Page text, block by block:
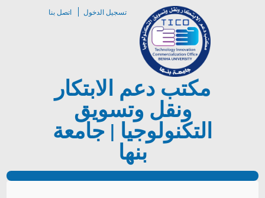
تسجيل الدخول اتصل بنا
مكتب دعم الابتكار
ونقل وتسويق
التكنولوجيا | جامعة
بنها